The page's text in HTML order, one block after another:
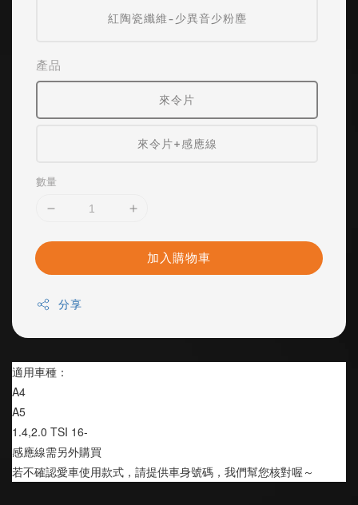
紅陶瓷纖維-少異音少粉塵
產品
來令片
來令片+感應線
數量
加入購物車
分享
適用車種：
A4
A5
1.4,2.0 TSI 16-
感應線需另外購買
若不確認愛車使用款式，請提供車身號碼，我們幫您核對喔～